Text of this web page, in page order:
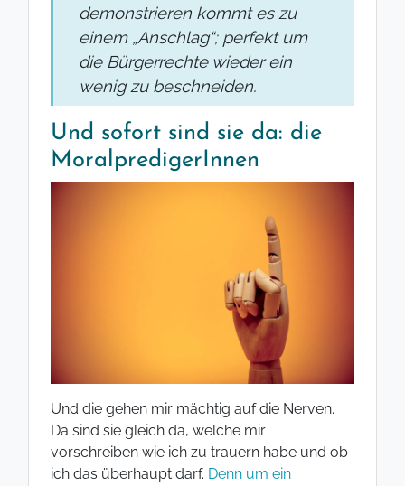
demonstrieren kommt es zu
einem „Anschlag“; perfekt um
die Bürgerrechte wieder ein
wenig zu beschneiden.
Und sofort sind sie da: die
MoralpredigerInnen
Und die gehen mir mächtig auf die Nerven.
Da sind sie gleich da, welche mir
vorschreiben wie ich zu trauern habe und ob
ich das überhaupt darf. Denn um ein